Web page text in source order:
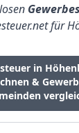
für
in
&